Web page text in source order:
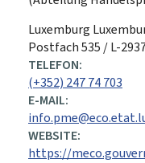
ADRESSE:
Luxemburg
Postfach 535 / L-
TELEFON:
(+352) 247 74 703
E-MAIL:
WEBSITE:
https://